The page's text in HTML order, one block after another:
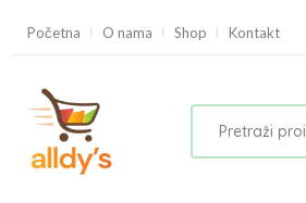
Početna O nama Shop Kontakt